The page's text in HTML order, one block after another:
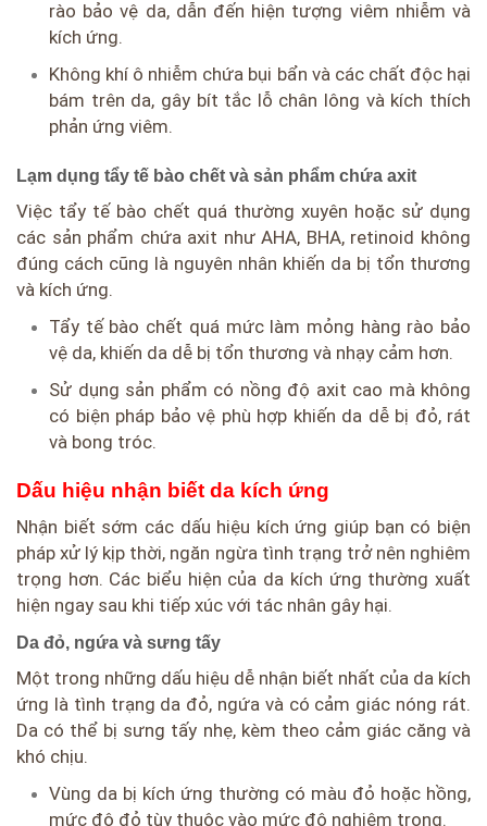
rào bảo vệ da, dẫn đến hiện tượng viêm nhiễm và
kích ứng.
Không khí ô nhiễm chứa bụi bẩn và các chất độc hại
bám trên da, gây bít tắc lỗ chân lông và kích thích
phản ứng viêm.
Lạm dụng tẩy tế bào chết và sản phẩm chứa axit
Việc tẩy tế bào chết quá thường xuyên hoặc sử dụng
các sản phẩm chứa axit như AHA, BHA, retinoid không
đúng cách cũng là nguyên nhân khiến da bị tổn thương
và kích ứng.
Tẩy tế bào chết quá mức làm mỏng hàng rào bảo
vệ da, khiến da dễ bị tổn thương và nhạy cảm hơn.
Sử dụng sản phẩm có nồng độ axit cao mà không
có biện pháp bảo vệ phù hợp khiến da dễ bị đỏ, rát
và bong tróc.
Dấu hiệu nhận biết da kích ứng
Nhận biết sớm các dấu hiệu kích ứng giúp bạn có biện
pháp xử lý kịp thời, ngăn ngừa tình trạng trở nên nghiêm
trọng hơn. Các biểu hiện của da kích ứng thường xuất
hiện ngay sau khi tiếp xúc với tác nhân gây hại.
Da đỏ, ngứa và sưng tấy
Một trong những dấu hiệu dễ nhận biết nhất của da kích
ứng là tình trạng da đỏ, ngứa và có cảm giác nóng rát.
Da có thể bị sưng tấy nhẹ, kèm theo cảm giác căng và
khó chịu.
Vùng da bị kích ứng thường có màu đỏ hoặc hồng,
mức độ đỏ tùy thuộc vào mức độ nghiêm trọng.